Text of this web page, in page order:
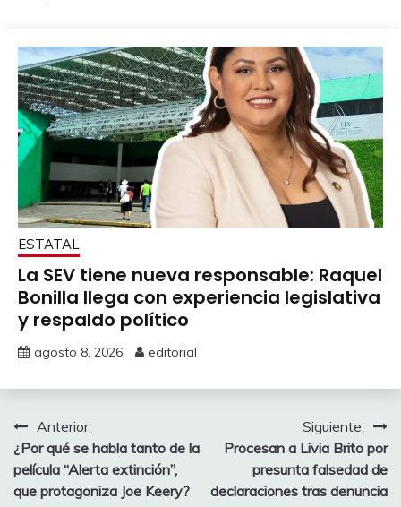
ESTATAL
La SEV tiene nueva responsable: Raquel
Bonilla llega con experiencia legislativa
y respaldo político
agosto 8, 2026 editorial
Navegación
de
entradas
Anterior:
¿Por qué se habla tanto de la
película “Alerta extinción”,
que protagoniza Joe Keery?
Siguiente:
Procesan a Livia Brito por
presunta falsedad de
declaraciones tras denuncia